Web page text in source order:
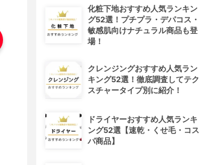
化粧下地おすすめ人気ランキン
グ52選！プチプラ・デパコス・
敏感肌向けナチュラル商品も登
場！
クレンジングおすすめ人気ラン
キング52選！徹底調査してテク
スチャータイプ別に紹介！
ドライヤーおすすめ人気ランキ
ング52選【速乾・くせ毛・コス
パ商品】